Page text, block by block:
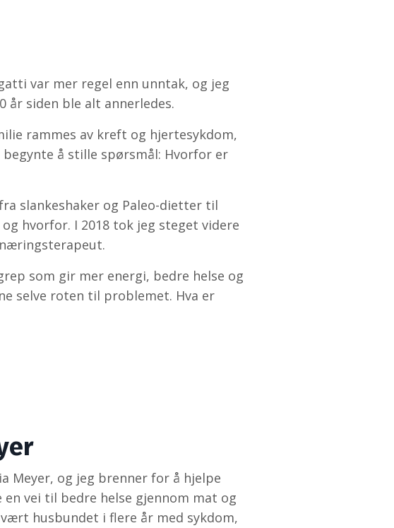
var mer regel enn unntak, og jeg
siden ble alt annerledes.
rammes av kreft og hjertesykdom,
å stille spørsmål: Hvorfor er
slankeshaker og Paleo-dietter til
hvorfor. I 2018 tok jeg steget videre
som gir mer energi, bedre helse og
selve roten til problemet. Hva er
Meyer, og jeg brenner for å hjelpe
en vei til bedre helse gjennom mat og
husbundet i flere år med sykdom,